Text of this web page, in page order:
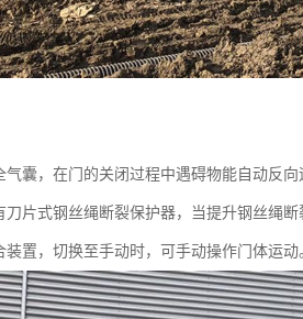
气囊，在门的关闭过程中遇碍物能自动反
刀片式钢丝绳断裂保护器，当提升钢丝绳
置，切换至手动时，可手动操作门体运动